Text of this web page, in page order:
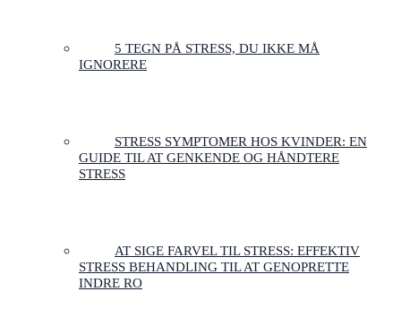
5 TEGN PÅ STRESS, DU IKKE MÅ
IGNORERE
STRESS SYMPTOMER HOS KVINDER: EN
GUIDE TIL AT GENKENDE OG HÅNDTERE
STRESS
AT SIGE FARVEL TIL STRESS: EFFEKTIV
STRESS BEHANDLING TIL AT GENOPRETTE
INDRE RO